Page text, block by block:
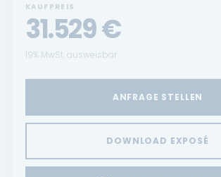
KAUFPREIS
31.529€
19% MwSt. ausweisbar
ANFRAGE STELLEN
DOWNLOAD EXPOSÉ